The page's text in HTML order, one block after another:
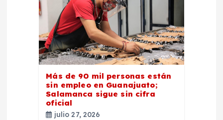
Más de 90 mil personas están
sin empleo en Guanajuato;
Salamanca sigue sin cifra
oficial
julio 27, 2026